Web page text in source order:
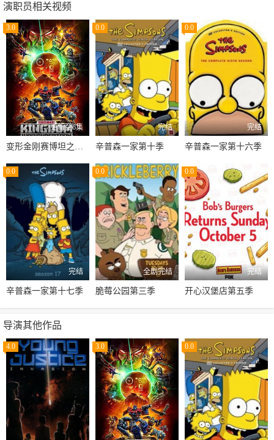
演职员相关视频
3.0
更新至6集
变形金刚赛博坦之战第三季
0.0
完结
辛普森一家第十季
0.0
完结
辛普森一家第十六季
0.0
完结
辛普森一家第十七季
0.0
全剧完结
脆莓公园第三季
0.0
完结
开心汉堡店第五季
导演其他作品
4.0 3.0 0.0